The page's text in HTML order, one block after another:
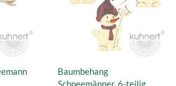
Baumbehang
Schneemänner, 6-teilig